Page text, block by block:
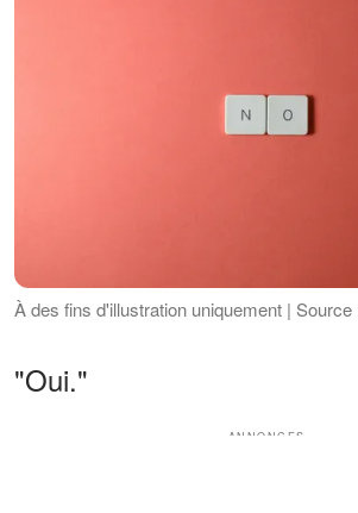
À des fins d'illustration uniquement | Source
"Oui."
ANNONCES